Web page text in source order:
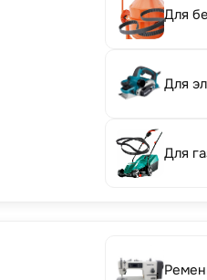
Для
Для
Для